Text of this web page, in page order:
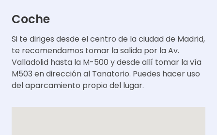
Coche
Si te diriges desde el centro de la ciudad de Madrid,
te recomendamos tomar la salida por la Av.
Valladolid hasta la M-500 y desde allí tomar la vía
M503 en dirección al Tanatorio. Puedes hacer uso
del aparcamiento propio del lugar.